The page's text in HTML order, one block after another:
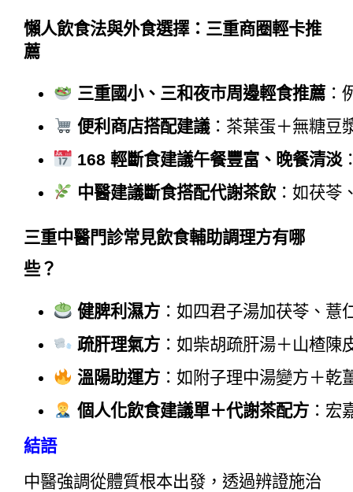
懶人飲食法與外食選擇：三重商圈輕卡推
薦
三重國小、三和夜市周邊輕食推薦 ：
便利商店搭配建議：茶葉蛋＋無糖豆
168 輕斷食建議午餐豐富、晚餐清淡
中醫建議斷食搭配代謝茶飲：如茯苓
三重中醫門診常見飲食輔助調理方有哪
些？
健脾利濕方 ：如四君子湯加茯苓、
疏肝理氣方 ：如柴胡疏肝湯＋山楂
溫陽助運方 ：如附子理中湯變方＋
個人化飲食建議單＋代謝茶配方 ：宏
結語
中醫強調從體質根本出發，透過辨證施治